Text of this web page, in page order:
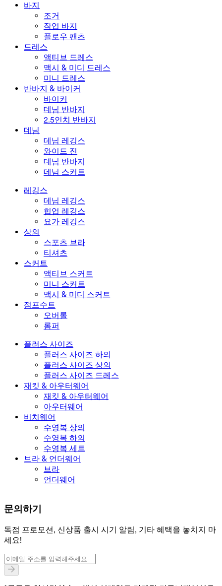
수영복 세트
언더웨어
바지
조거
작업 바지
플로우 팬츠
드레스
액티브 드레스
맥시 & 미디 드레스
미니 드레스
반바지 & 바이커
바이커
데님 반바지
2.5인치 반바지
데님
데님 레깅스
와이드 진
데님 반바지
데님 스커트
레깅스
데님 레깅스
힙업 레깅스
요가 레깅스
상의
스포츠 브라
티셔츠
스커트
액티브 스커트
미니 스커트
맥시 & 미디 스커트
점프수트
오버롤
롬퍼
플러스 사이즈
플러스 사이즈 하의
플러스 사이즈 상의
플러스 사이즈 드레스
재킷 & 아우터웨어
재킷 & 아우터웨어
아우터웨어
비치웨어
수영복 상의
수영복 하의
수영복 세트
브라 & 언더웨어
브라
언더웨어
문의하기
독점 프로모션, 신상품 출시 시기 알림, 기타 혜택을 놓치지 마
세요!